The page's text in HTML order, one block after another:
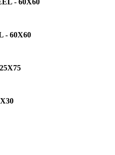
- 60X60
- 60X60